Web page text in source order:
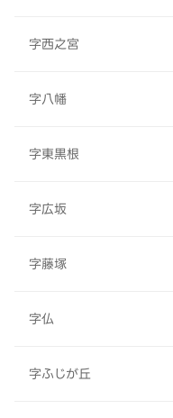
字西之宮
字八幡
字東黒根
字広坂
字藤塚
字仏
字ふじが丘